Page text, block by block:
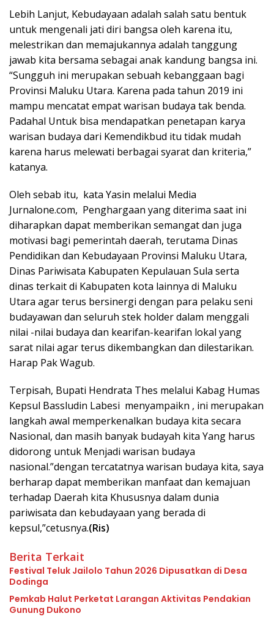
Lebih Lanjut, Kebudayaan adalah salah satu bentuk
untuk mengenali jati diri bangsa oleh karena itu,
melestrikan dan memajukannya adalah tanggung
jawab kita bersama sebagai anak kandung bangsa ini.
“Sungguh ini merupakan sebuah kebanggaan bagi
Provinsi Maluku Utara. Karena pada tahun 2019 ini
mampu mencatat empat warisan budaya tak benda.
Padahal Untuk bisa mendapatkan penetapan karya
warisan budaya dari Kemendikbud itu tidak mudah
karena harus melewati berbagai syarat dan kriteria,”
katanya.
Oleh sebab itu, kata Yasin melalui Media
Jurnalone.com, Penghargaan yang diterima saat ini
diharapkan dapat memberikan semangat dan juga
motivasi bagi pemerintah daerah, terutama Dinas
Pendidikan dan Kebudayaan Provinsi Maluku Utara,
Dinas Pariwisata Kabupaten Kepulauan Sula serta
dinas terkait di Kabupaten kota lainnya di Maluku
Utara agar terus bersinergi dengan para pelaku seni
budayawan dan seluruh stek holder dalam menggali
nilai -nilai budaya dan kearifan-kearifan lokal yang
sarat nilai agar terus dikembangkan dan dilestarikan.
Harap Pak Wagub.
Terpisah, Bupati Hendrata Thes melalui Kabag Humas
Kepsul Bassludin Labesi menyampaikn , ini merupakan
langkah awal memperkenalkan budaya kita secara
Nasional, dan masih banyak budayah kita Yang harus
didorong untuk Menjadi warisan budaya
nasional.”dengan tercatatnya warisan budaya kita, saya
berharap dapat memberikan manfaat dan kemajuan
terhadap Daerah kita Khususnya dalam dunia
pariwisata dan kebudayaan yang berada di
kepsul,”cetusnya.(Ris)
Berita Terkait
Festival Teluk Jailolo Tahun 2026 Dipusatkan di Desa
Dodinga
Pemkab Halut Perketat Larangan Aktivitas Pendakian
Gunung Dukono